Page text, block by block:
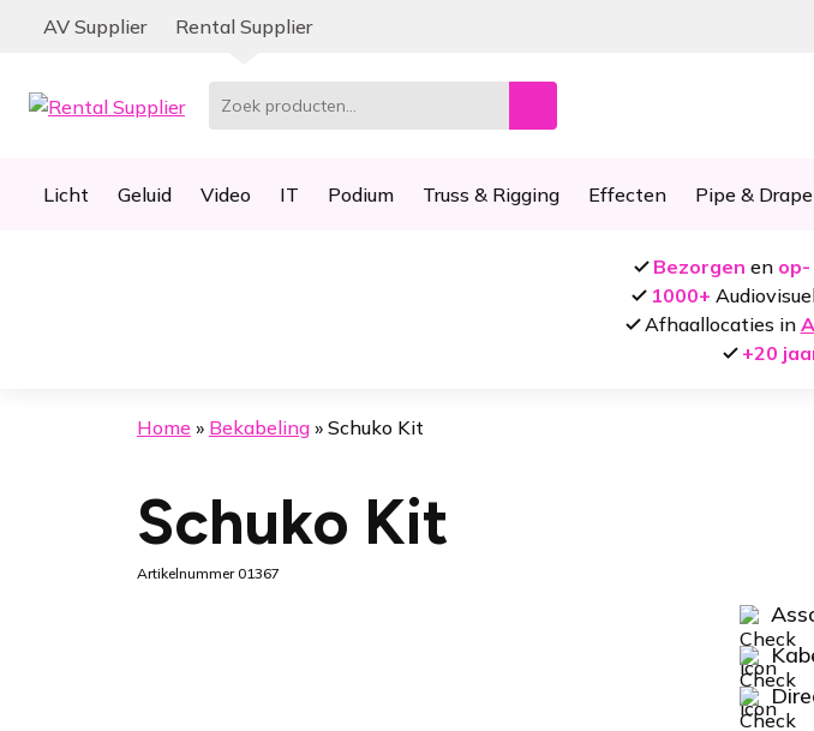
navigatie
inhoud
AV Supplier Rental Supplier
Zoeken
Licht Geluid Video IT Podium Truss & Rigging Effecten Pipe & Drape
Bezorgen en
1000+
Afhaallocaties in
+20
Home » Bekabeling » Schuko Kit
Schuko Kit
Artikelnummer 01367